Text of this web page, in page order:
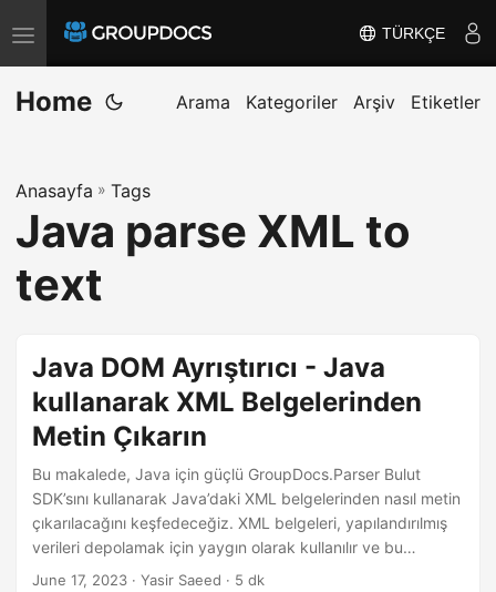
T
o
g
e
a
v
a
TÜRKÇE
Home Arama Kategoriler Arşiv Etiketler
Anasayfa » Tags
Java parse XML to
text
Java DOM Ayrıştırıcı - Java
kullanarak XML Belgelerinden
Metin Çıkarın
Bu makalede, Java için güçlü GroupDocs.Parser Bulut
SDK’sını kullanarak Java’daki XML belgelerinden nasıl metin
çıkarılacağını keşfedeceğiz. XML belgeleri, yapılandırılmış
verileri depolamak için yaygın olarak kullanılır ve bu
belgelerden metin çıkarmak, çeşitli uygulamalar için çok
June 17, 2023 · Yasir Saeed · 5 dk